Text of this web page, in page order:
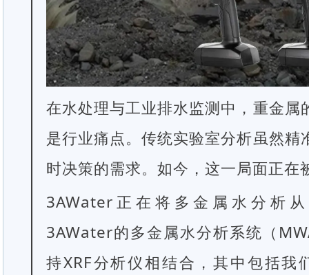
在水处理与工业排水监测中，重金属
是行业痛点。传统实验室分析虽然精
时决策的需求。如今，这一局面正在
3AWater正在将多金属水分析
3AWater的多金属水分析系统（
持XRF分析仪相结合，其中包括